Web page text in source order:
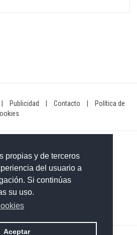
propias y de terceros
del usuario a
Si continúas
su uso.
Aceptar
Publicidad Contacto
Política de
/ redaccionextra@gmail.com